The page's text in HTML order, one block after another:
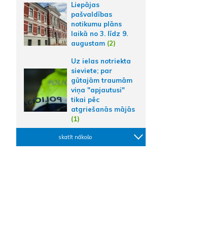
Liepājas
pašvaldības
notikumu plāns
laikā no 3. līdz 9.
augustam (2)
Uz ielas notriekta
sieviete; par
gūtajām traumām
viņa "apjautusi"
tikai pēc
atgriešanās mājās
(1)
skatīt nākošo